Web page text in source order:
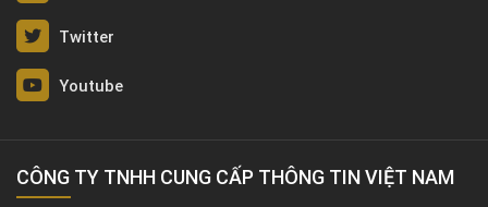
Twitter
Youtube
CÔNG TY TNHH CUNG CẤP THÔNG TIN VIỆT NAM